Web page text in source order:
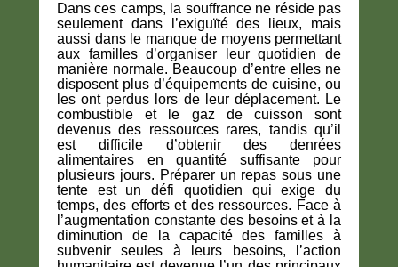
Dans ces camps, la souffrance ne réside pas
seulement dans l’exiguïté des lieux, mais
aussi dans le manque de moyens permettant
aux familles d’organiser leur quotidien de
manière normale. Beaucoup d’entre elles ne
disposent plus d’équipements de cuisine, ou
les ont perdus lors de leur déplacement. Le
combustible et le gaz de cuisson sont
devenus des ressources rares, tandis qu’il
est difficile d’obtenir des denrées
alimentaires en quantité suffisante pour
plusieurs jours. Préparer un repas sous une
tente est un défi quotidien qui exige du
temps, des efforts et des ressources. Face à
l’augmentation constante des besoins et à la
diminution de la capacité des familles à
subvenir seules à leurs besoins, l’action